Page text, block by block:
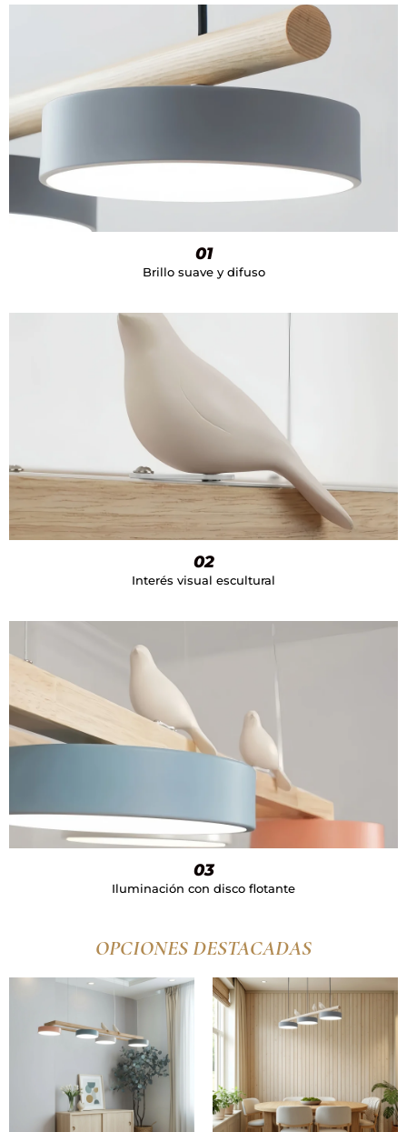
01
Brillo suave y difuso
02
Interés visual escultural
03
Iluminación con disco flotante
OPCIONES DESTACADAS